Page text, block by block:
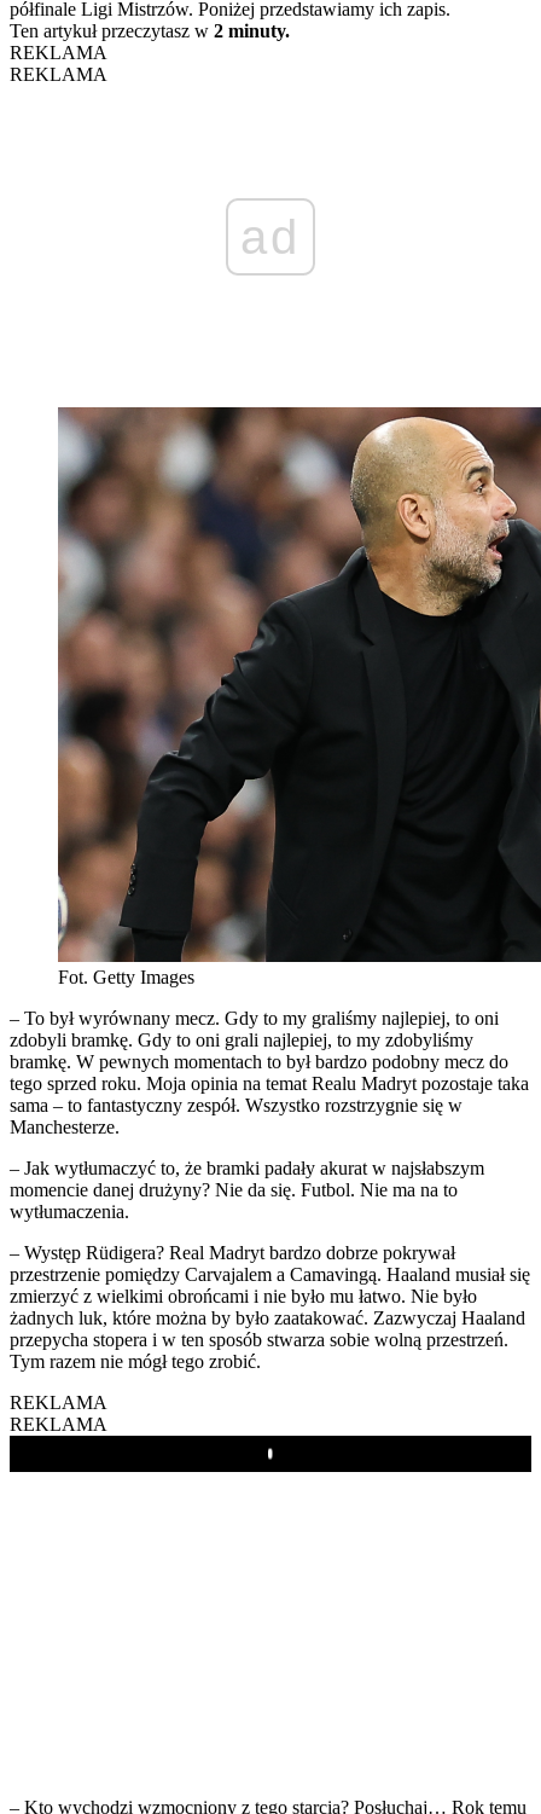
półfinale Ligi Mistrzów. Poniżej przedstawiamy ich zapis.
Ten artykuł przeczytasz w 2 minuty.
REKLAMA
REKLAMA
ad
Fot. Getty Images
– To był wyrównany mecz. Gdy to my graliśmy najlepiej, to oni
zdobyli bramkę. Gdy to oni grali najlepiej, to my zdobyliśmy
bramkę. W pewnych momentach to był bardzo podobny mecz do
tego sprzed roku. Moja opinia na temat Realu Madryt pozostaje taka
sama – to fantastyczny zespół. Wszystko rozstrzygnie się w
Manchesterze.
– Jak wytłumaczyć to, że bramki padały akurat w najsłabszym
momencie danej drużyny? Nie da się. Futbol. Nie ma na to
wytłumaczenia.
– Występ Rüdigera? Real Madryt bardzo dobrze pokrywał
przestrzenie pomiędzy Carvajalem a Camavingą. Haaland musiał się
zmierzyć z wielkimi obrońcami i nie było mu łatwo. Nie było
żadnych luk, które można by było zaatakować. Zazwyczaj Haaland
przepycha stopera i w ten sposób stwarza sobie wolną przestrzeń.
Tym razem nie mógł tego zrobić.
REKLAMA
REKLAMA
Play
– Kto wychodzi wzmocniony z tego starcia? Posłuchaj… Rok temu